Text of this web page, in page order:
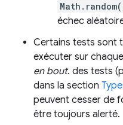
échec
Certains tests sont
exécuter sur
en bout. des tests
dans la section
peuvent cesser de
être toujours alerté.